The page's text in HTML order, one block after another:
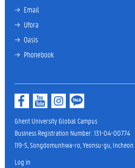
→ Email
→ Ufora
→ Oasis
→ Phonebook
Ghent University Global Campus
Business Registration Number: 131-04-00774
119-5, Songdomunhwa-ro, Yeonsu-gu,
Log in